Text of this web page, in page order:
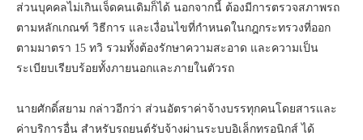
ส่วนบุคคลไม่เกินเจ็ดคนเดิมก็ได้ นอกจากนี้ ต้องมีการตรวจสภาพรถ
ตามหลักเกณฑ์ วิธีการ และเงื่อนไขที่กําหนดในกฎกระทรวงที่ออก
ตามมาตรา 15 ทวิ รวมทั้งต้องรักษาความสะอาด และความเป็น
ระเบียบเรียบร้อยทั้งภายนอกและภายในตัวรถ
นายศักดิ์สยาม กล่าวอีกว่า ส่วนอัตราค่าจ้างบรรทุกคนโดยสารและ
ค่าบริการอื่น สําหรับรถยนต์รับจ้างผ่านระบบอิเล็กทรอนิกส์ ได้